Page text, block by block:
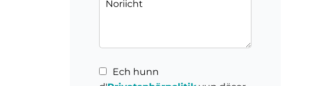
Ech hunn